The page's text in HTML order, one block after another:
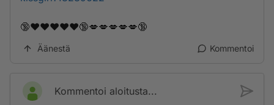
🔞❤️❤️❤️❤️❤️🔞💋💋💋💋💋🔞
Äänestä Kommentoi
Kommentoi aloitusta...